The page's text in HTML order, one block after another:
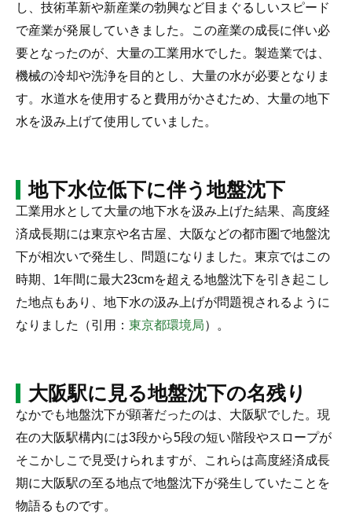
し、技術革新や新産業の勃興など目まぐるしいスピード
で産業が発展していきました。この産業の成長に伴い必
要となったのが、大量の工業用水でした。製造業では、
機械の冷却や洗浄を目的とし、大量の水が必要となりま
す。水道水を使用すると費用がかさむため、大量の地下
水を汲み上げて使用していました。
地下水位低下に伴う地盤沈下
工業用水として大量の地下水を汲み上げた結果、高度経
済成長期には東京や名古屋、大阪などの都市圏で地盤沈
下が相次いで発生し、問題になりました。東京ではこの
時期、1年間に最大23cmを超える地盤沈下を引き起こし
た地点もあり、地下水の汲み上げが問題視されるように
なりました（引用： 東京都環境局）。
大阪駅に見る地盤沈下の名残り
なかでも地盤沈下が顕著だったのは、大阪駅でした。現
在の大阪駅構内には3段から5段の短い階段やスロープが
そこかしこで見受けられますが、これらは高度経済成長
期に大阪駅の至る地点で地盤沈下が発生していたことを
物語るものです。